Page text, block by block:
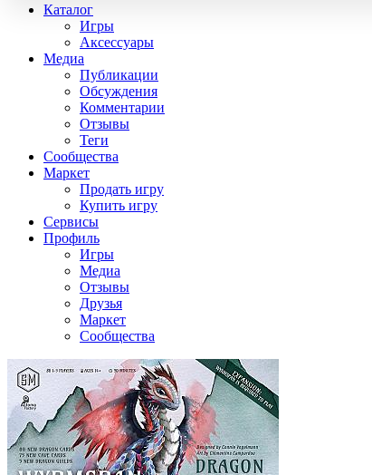
Каталог
Игры
Аксессуары
Медиа
Публикации
Обсуждения
Комментарии
Отзывы
Теги
Сообщества
Маркет
Продать игру
Купить игру
Сервисы
Профиль
Игры
Медиа
Отзывы
Друзья
Маркет
Сообщества